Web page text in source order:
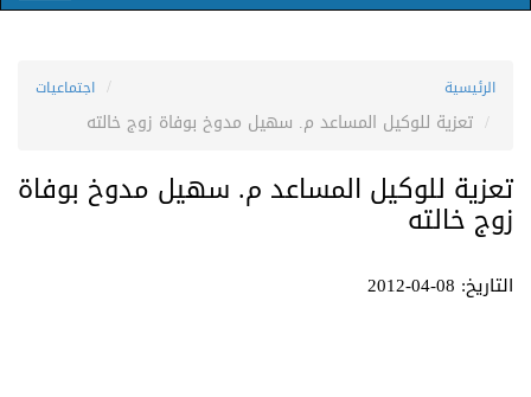
الرئيسية اجتماعيات
تعزية للوكيل المساعد م. سهيل مدوخ بوفاة زوج خالته
تعزية للوكيل المساعد م. سهيل مدوخ بوفاة
زوج خالته
التاريخ: 08-04-2012